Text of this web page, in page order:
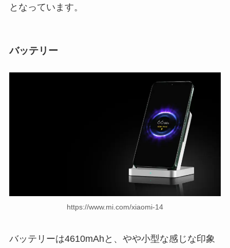
となっています。
バッテリー
https://www.mi.com/xiaomi-14
バッテリーは4610mAhと、やや小型な感じな印象